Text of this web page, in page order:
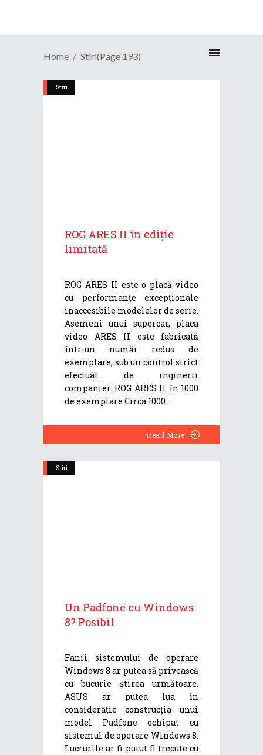
Home Stiri(Page 193)
Stiri
ROG ARES II în ediție
limitată
ROG ARES II este o placă video
cu performanțe excepționale
inaccesibile modelelor de serie.
Asemeni unui supercar, placa
video ARES II este fabricată
într-un număr redus de
exemplare, sub un control strict
efectuat de inginerii
companiei. ROG ARES II în 1000
de exemplare Circa 1000
Read More
Stiri
Un Padfone cu Windows
8? Posibil
Fanii sistemului de operare
Windows 8 ar putea să privească
cu bucurie știrea următoare.
ASUS ar putea lua în
considerație construcția unui
model Padfone echipat cu
sistemul de operare Windows 8.
Lucrurile ar fi putut fi trecute cu